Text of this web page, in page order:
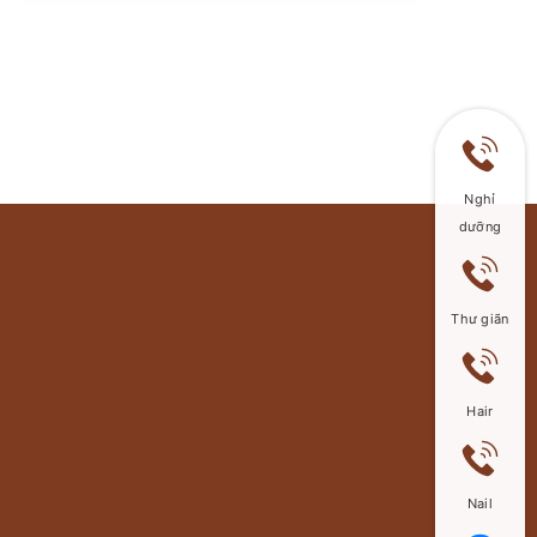
Nghỉ
dưỡng
Thư giãn
Hair
Nail